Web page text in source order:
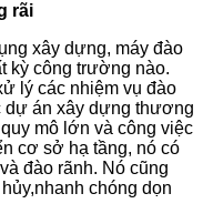
rãi
xây dựng, máy đào
kỳ công trường nào.
lý các nhiệm vụ đào
dự án xây dựng thương
mô lớn và công việc
cơ sở hạ tầng, nó có
đào rãnh. Nó cũng
chóng dọn